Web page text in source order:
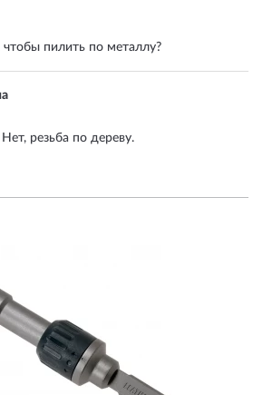
пилить по металлу?
резьба по дереву.